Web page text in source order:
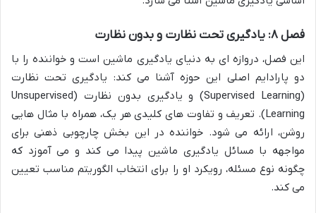
فصل ۸: یادگیری تحت نظارت و بدون نظارت
این فصل، دروازه ای به دنیای یادگیری ماشین است و خواننده را با
دو پارادایم اصلی این حوزه آشنا می کند: یادگیری تحت نظارت
(Supervised Learning) و یادگیری بدون نظارت (Unsupervised
Learning). تعریف و تفاوت های کلیدی هر یک، همراه با مثال هایی
روشن، ارائه می شود. خواننده در این بخش چارچوبی ذهنی برای
مواجهه با مسائل یادگیری ماشین پیدا می کند و می آموزد که
چگونه نوع مسئله، رویکرد او را برای انتخاب الگوریتم مناسب تعیین
می کند.